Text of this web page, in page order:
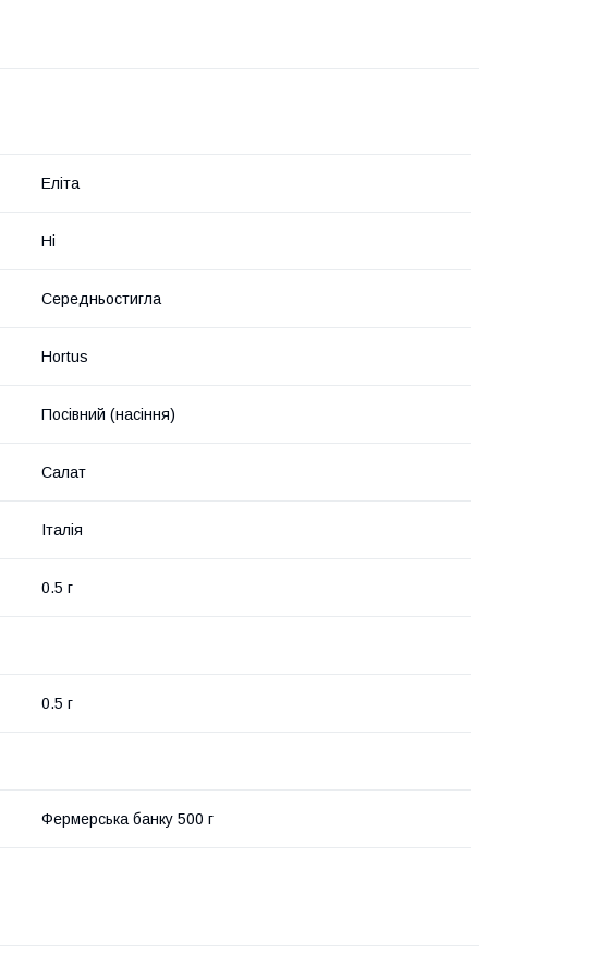
Еліта
Ні
Середньостигла
Hortus
Посівний (насіння)
Салат
Італія
0.5 г
0.5 г
Фермерська банку 500 г